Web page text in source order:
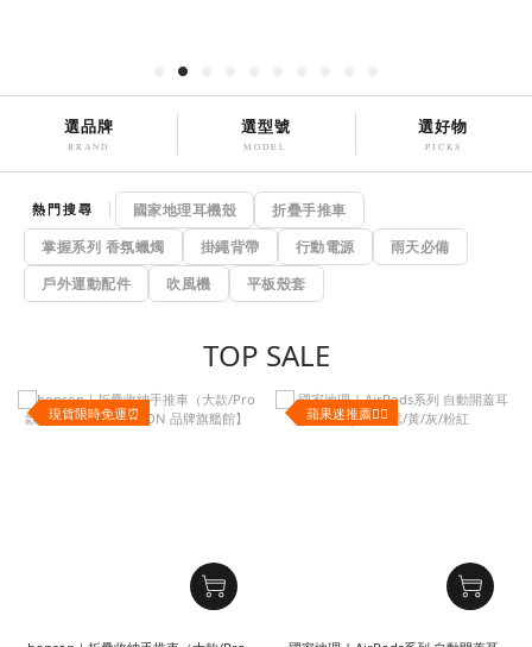
選品牌
BRAND
選型號
MODEL
選好物
PICKS
熱門搜尋 國家地理耳機殼
折疊手推車
掌握系列 香氛蠟燭
掛繩背帶 行動電源
雨天必備
戶外運動配件
吹風機 平板殼套
TOP SALE
現貨限時免運⏰ 蘋果迷推薦❤️‍🔥